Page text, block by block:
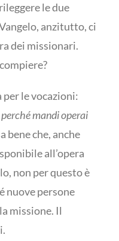
le due
anzitutto, ci
dei missionari.
per le vocazioni:
mandi operai
bene che, anche
all’opera
non per questo è
nuove persone
missione. Il